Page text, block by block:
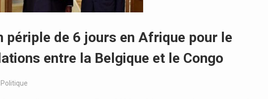
périple de 6 jours en Afrique pour le
entre la Belgique et le Congo
Politique